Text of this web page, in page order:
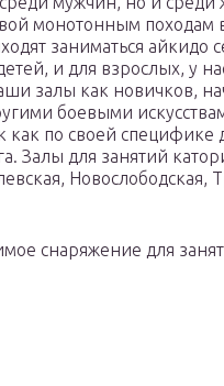
монотонным
заниматься айкидо
и для взрослых, у
залы как новичков,
боевыми
как по своей
Залы для занятий
Новослободская,
снаряжение для